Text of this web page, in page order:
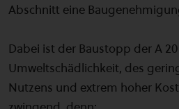
Abschnitt eine
Dabei ist der Baustopp der A
Umweltschädlichkeit, des
Nutzens und extrem hoher